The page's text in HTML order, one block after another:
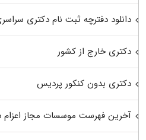
دانلود دفترچه ثبت نام دکتری
دکتری خارج از کشور
دکتری بدون کنکور پردیس
آخرین فهرست موسسات مجاز اعزام